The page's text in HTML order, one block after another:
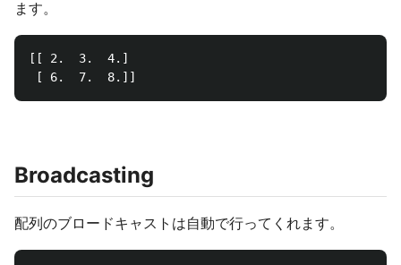
ます。
[[ 2.  3.  4.]
Broadcasting
配列のブロードキャストは自動で行ってくれます。